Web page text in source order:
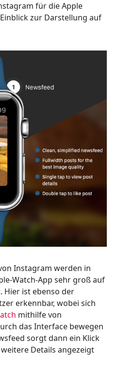
für die Apple
zur Darstellung auf
Instagram werden in
Watch-App sehr groß auf
Hier ist ebenso der
erkennbar, wobei sich
mithilfe von
das Interface bewegen
sorgt dann ein Klick
Details angezeigt